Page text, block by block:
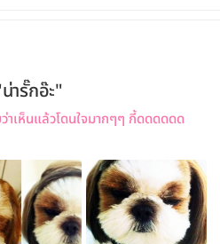
ารั๊กอ๊ะ"
เห็นแล้วโดนใจมากๆๆ กี้ดดดดดด